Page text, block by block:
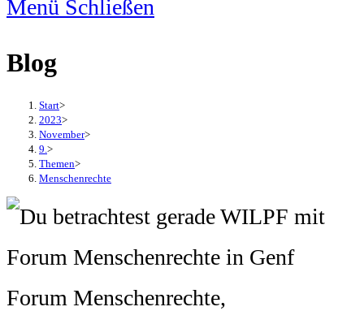
Menü Schließen
Blog
Start>
2023>
November>
9. >
Themen>
Menschenrechte
Forum Menschenrechte,